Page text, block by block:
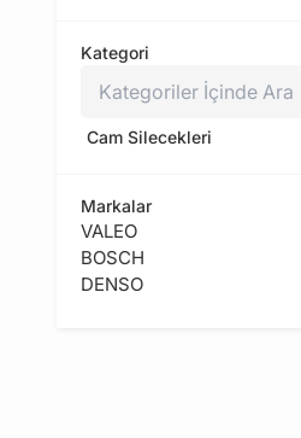
Kategori
Cam Silecekleri
Markalar
VALEO
BOSCH
DENSO